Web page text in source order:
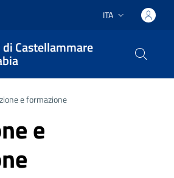
Lingua attiva:
ITA
Castellammare
e formazione
e